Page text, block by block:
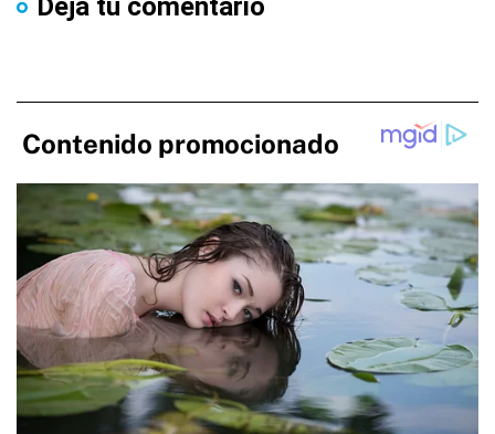
Dejá tu comentario